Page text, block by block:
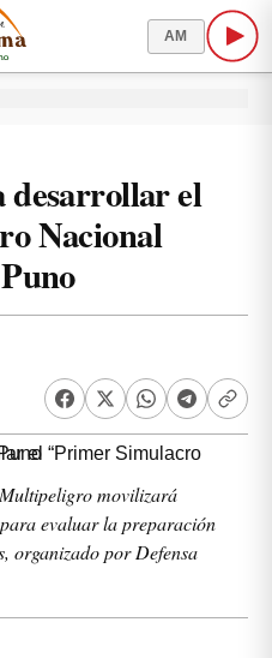
AM
desarrollar el
Nacional
movilizará
evaluar la preparación
organizado por Defensa